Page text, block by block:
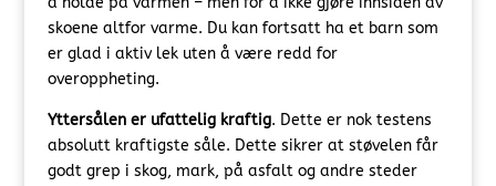
skoene altfor varme. Du kan fortsatt ha et barn som
er glad i aktiv lek uten å være redd for
overoppheting.
Yttersålen er ufattelig kraftig. Dette er nok testens
absolutt kraftigste såle. Dette sikrer at støvelen får
godt grep i skog, mark, på asfalt og andre steder